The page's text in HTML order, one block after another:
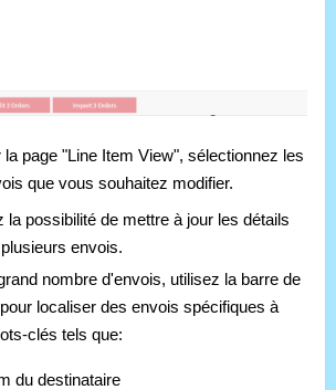
la page "Line Item View", sélectionnez les
que vous souhaitez modifier.
la possibilité de mettre à jour les détails
envois.
nombre d'envois, utilisez la barre de
localiser des envois spécifiques à
clés tels que:
du destinataire